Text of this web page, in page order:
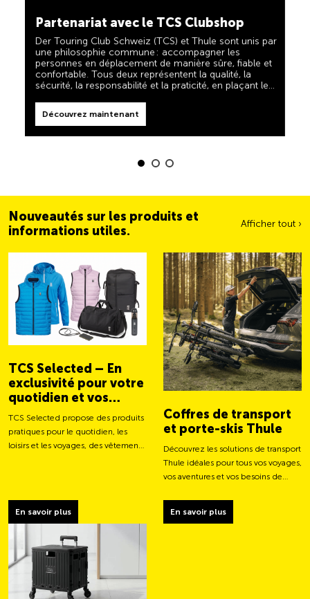
une philosophie commune : accompagner les
personnes en déplacement de manière sûre, fiable et
confortable. Tous deux représentent la qualité, la
sécurité, la responsabilité et la praticité, en plaçant les
besoins des voyageurs et des familles actives au
centre de leurs priorités.
Découvrez maintenant
à mes côtés » et vous être d'une aide fiable et utile
lorsque vous êtes en déplacement. Vous reconnaîtrez
label « Always by my side ».
Découvrez maintenant
Nouveautés sur les produits et
informations utiles.
Afficher tout ›
TCS Selected – En
exclusivité pour votre
quotidien et vos
aventures
TCS Selected propose des produits
pratiques pour le quotidien, les
loisirs et les voyages, des vêtements
En savoir plus
Coffres de transport
et porte-skis Thule
Découvrez les solutions de transport
Thule idéales pour tous vos voyages,
vos aventures et vos besoins de
En savoir plus